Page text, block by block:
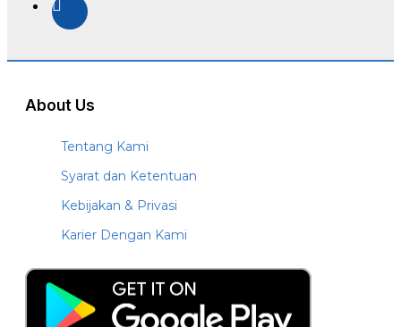
About Us
Tentang Kami
Syarat dan Ketentuan
Kebijakan & Privasi
Karier Dengan Kami